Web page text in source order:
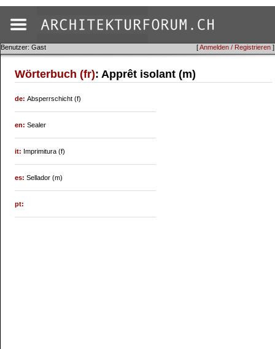
[Anmelden / Registrieren ]
Benutzer: Gast
Wörterbuch (fr): Apprêt isolant (m)
de:Absperrschicht (f)
en:Sealer
it: Imprimitura (f)
es:Sellador (m)
pt: